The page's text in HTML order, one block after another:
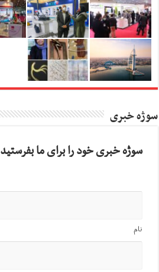
سوژه خبری
سوژه خبری خود را برای ما بفرستید
نام